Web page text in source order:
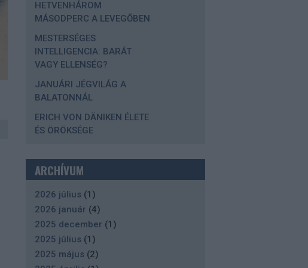
HETVENHÁROM
MÁSODPERC A LEVEGŐBEN
MESTERSÉGES
INTELLIGENCIA: BARÁT
VAGY ELLENSÉG?
JANUÁRI JÉGVILÁG A
BALATONNÁL
ERICH VON DÄNIKEN ÉLETE
ÉS ÖRÖKSÉGE
ARCHÍVUM
2026 július (1 )
2026 január (4)
2025 december (1 )
2025 július (1 )
2025 május (2)